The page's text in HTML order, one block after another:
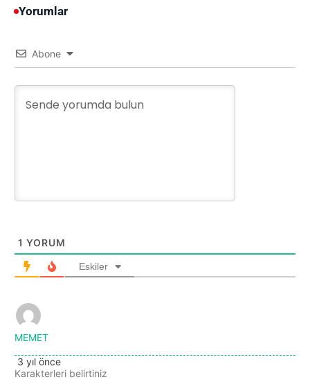
Yorumlar
Abone
1 YORUM
Eskiler
MEMET
3 yıl önce
Karakterleri belirtiniz